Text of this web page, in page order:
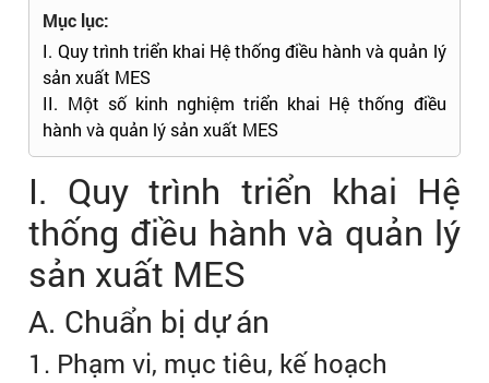
Mục lục:
I. Quy trình triển khai Hệ thống điều hành và quản lý
sản xuất MES
II. Một số kinh nghiệm triển khai Hệ thống điều
hành và quản lý sản xuất MES
I. Quy trình triển khai Hệ
thống điều hành và quản lý
sản xuất MES
A. Chuẩn bị dự án
1. Phạm vi, mục tiêu, kế hoạch